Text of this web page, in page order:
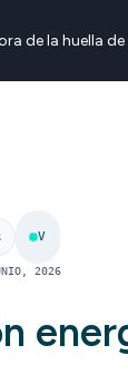
de la huella
V
2026